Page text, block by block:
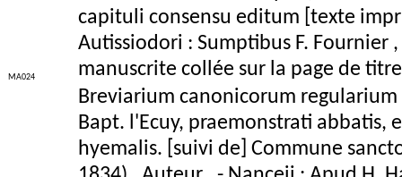
MA024
capituli consensu editum [texte
Autissiodori : Sumptibus F. Fournier
manuscrite collée sur la page de
Breviarium canonicorum regularium
Bapt. l'Ecuy, praemonstrati
hyemalis. [suivi de] Commune